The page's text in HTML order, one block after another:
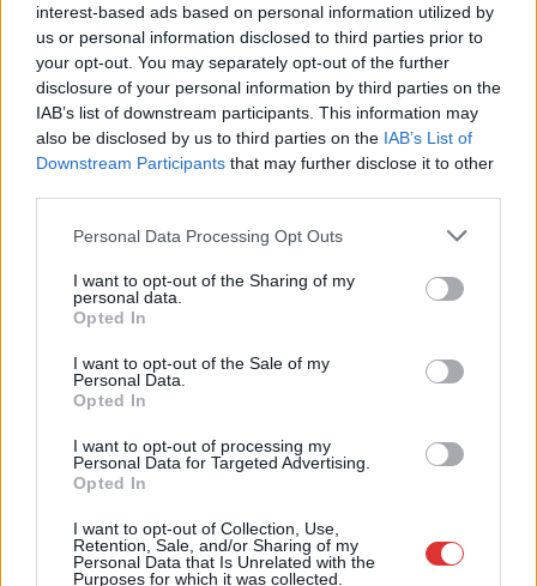
interest-based ads based on personal information utilized by
us or personal information disclosed to third parties prior to
your opt-out. You may separately opt-out of the further
disclosure of your personal information by third parties on the
IAB’s list of downstream participants. This information may
also be disclosed by us to third parties on the IAB’s List of
Downstream Participants that may further disclose it to other
Please note that this website/app uses one or more Google
not limited to your visit or usage behaviour. You may click to
grant or deny consent to Google and its third-party tags to
use your data for below specified purposes in below Google
consent section.
Personal Data Processing Opt Outs
I want to opt-out of the Sharing of my
personal data.
Opted In
I want to opt-out of the Sale of my
Personal Data.
Opted In
I want to opt-out of processing my
Personal Data for Targeted Advertising.
Opted In
I want to opt-out of Collection, Use,
Retention, Sale, and/or Sharing of my
Personal Data that Is Unrelated with the
Purposes for which it was collected.
2026.08.08. Kiss Lajos
Magyarország jobban látszik közelről – heti
médiaszemle a független helyi sajtóból
“Luxussá” válik a tb-s bőrgyógyászat, engedély nélkül nyitott